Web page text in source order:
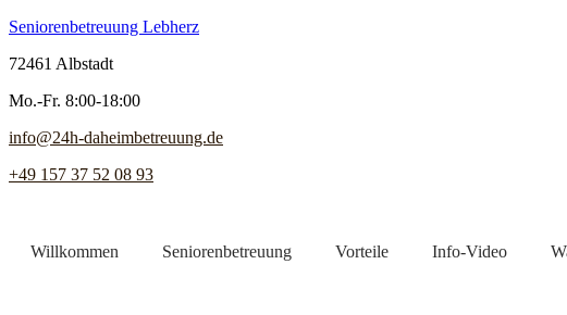
Seniorenbetreuung Lebherz
72461 Albstadt
Mo.-Fr. 8:00-18:00
info@24h-daheimbetreuung.de
+49 157 37 52 08 93
Willkommen Seniorenbetreuung Vorteile Info-Video